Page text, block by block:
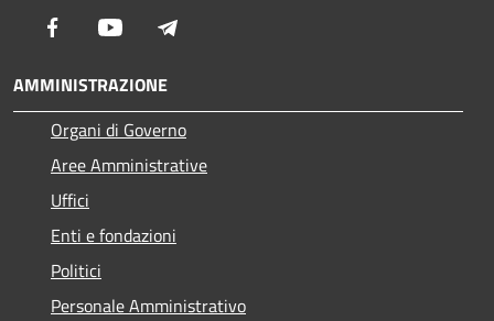
Facebook Youtube
AMMINISTRAZIONE
Organi di Governo
Aree Amministrative
Uffici
Enti e fondazioni
Politici
Personale Amministrativo